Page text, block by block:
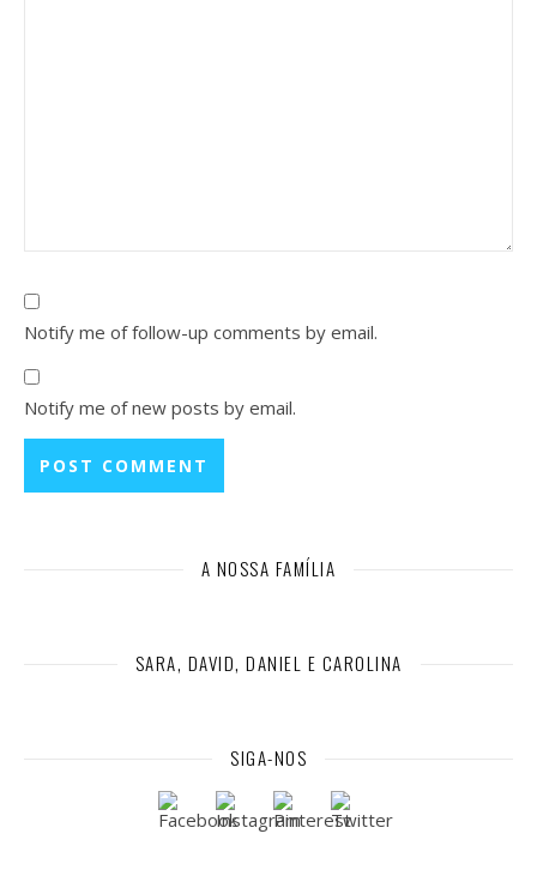
Notify me of follow-up comments by email.
Notify me of new posts by email.
A NOSSA FAMÍLIA
SARA, DAVID, DANIEL E CAROLINA
SIGA-NOS